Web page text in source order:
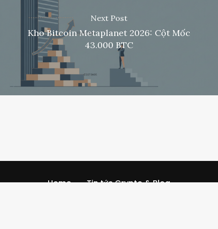
Next Post
Kho Bitcoin Metaplanet 2026: Cột Mốc
43.000 BTC
Home
Tin tức Crypto & Blog